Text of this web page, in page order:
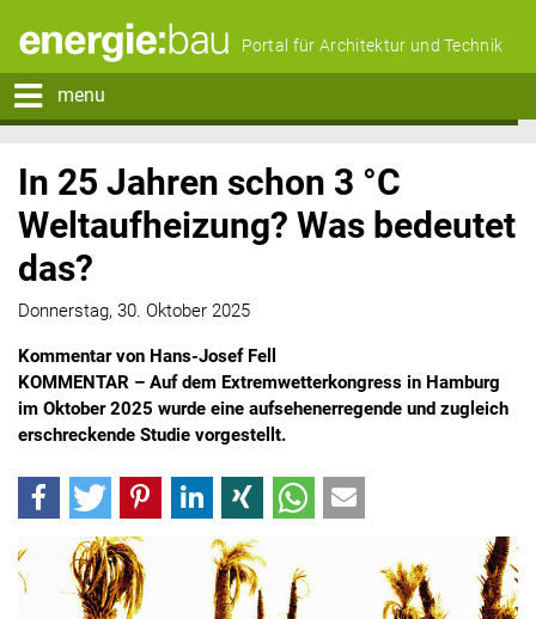
Portal für Architektur und Technik
menu
In 25 Jahren schon 3 °C
Weltaufheizung? Was bedeutet
das?
Donnerstag, 30. Oktober 2025
Kommentar von Hans-Josef Fell
KOMMENTAR – Auf dem Extremwetterkongress in Hamburg
im Oktober 2025 wurde eine aufsehenerregende und zugleich
erschreckende Studie vorgestellt.